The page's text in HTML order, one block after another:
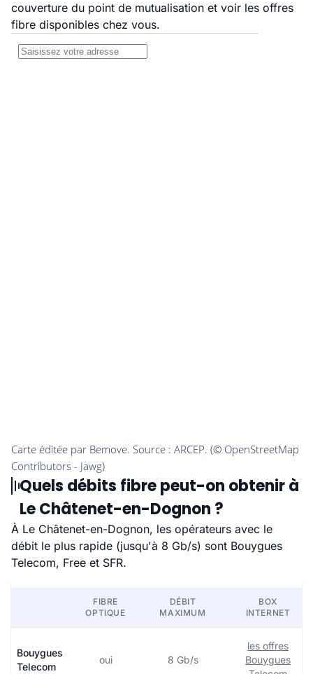
couverture du point de mutualisation et voir les offres
fibre disponibles chez vous.
Quels débits fibre peut-on obtenir à
Le Châtenet-en-Dognon ?
À Le Châtenet-en-Dognon, les opérateurs avec le
débit le plus rapide (jusqu'à 8 Gb/s) sont Bouygues
Telecom, Free et SFR.
FIBRE
OPTIQUE
DÉBIT
MAXIMUM
BOX
INTERNET
Bouygues
Telecom
oui 8 Gb/s
les offres
Bouygues